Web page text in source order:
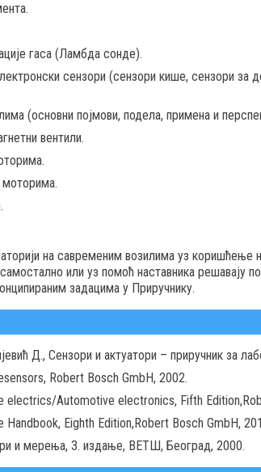
гаса (Ламбда сонде).
сензори (сензори кише, сензори за
(основни појмови, подела, примена и
вентили.
моторима.
на савременим возилима уз коришћење
или уз помоћ наставника решавају
задацима у Приручнику.
Д., Сензори и актуатори – приручник за
Robert Bosch GmbH, 2002.
electrics/Automotive electronics, Fifth
Handbook, Eighth Edition,Robert Bosch GmbH,
и мерења, 3. издање, ВЕТШ, Београд, 2000.